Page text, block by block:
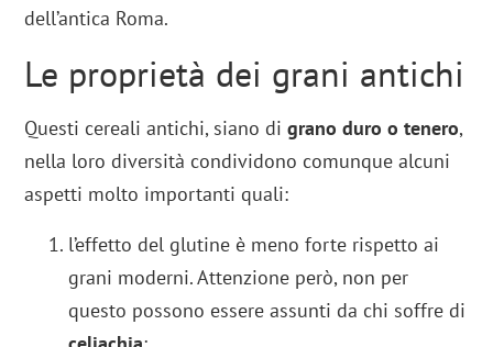
dell’antica Roma.
Le proprietà dei grani antichi
Questi cereali antichi, siano digrano duro o tenero,
nella loro diversità condividono comunque alcuni
aspetti molto importanti quali:
l’effetto del glutine è meno forte rispetto ai
grani moderni. Attenzione però, non per
questo possono essere assunti da chi soffre di